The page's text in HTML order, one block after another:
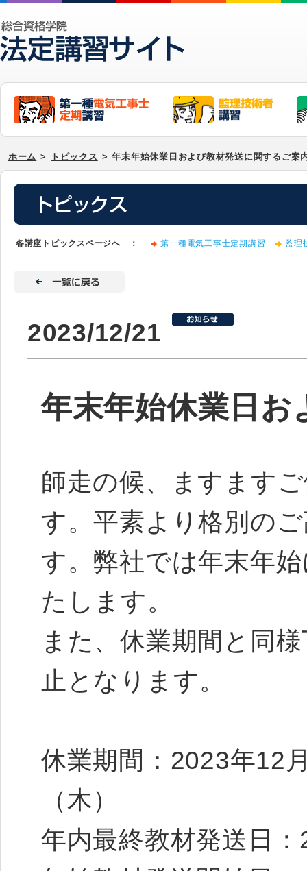
ホーム > トピックス > 年末年始休業日および教材発送に関するご案
各講座トピックスページへ ： 第一種電気工事士定期講習 監理
2023/12/21
年末年始休業日お
師走の候、ますます
す。平素より格別の
す。弊社では年末年
たします。
また、休業期間と同
止となります。
休業期間：2023年12
（木）
年内最終教材発送日